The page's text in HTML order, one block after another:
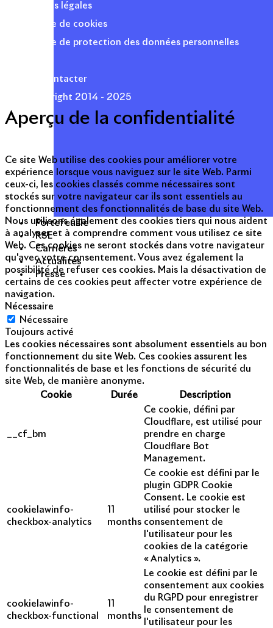
Portefeuille
RSE
Carrières
Actualités
Presse
Mentions légales
Politique de cookies
Politique de protection des données personnelles
Nous contacter
© Copyright 2014 - 2025
Aperçu de la confidentialité
Ce site Web utilise des cookies pour améliorer votre
expérience lorsque vous naviguez sur le site Web. Parmi
ceux-ci, les cookies classés comme nécessaires sont
stockés sur votre navigateur car ils sont essentiels au
fonctionnement des fonctionnalités de base du site Web.
Nous utilisons également des cookies tiers qui nous aident
à analyser et à comprendre comment vous utilisez ce site
Web. Ces cookies ne seront stockés dans votre navigateur
qu'avec votre consentement. Vous avez également la
possibilité de refuser ces cookies. Mais la désactivation de
certains de ces cookies peut affecter votre expérience de
navigation.
Nécessaire
Nécessaire
Toujours activé
Les cookies nécessaires sont absolument essentiels au bon
fonctionnement du site Web. Ces cookies assurent les
fonctionnalités de base et les fonctions de sécurité du
site Web, de manière anonyme.
Cookie
Durée Description
__cf_bm
Ce cookie, défini par
Cloudflare, est utilisé pour
prendre en charge
Cloudflare Bot
Management.
cookielawinfo-
checkbox-analytics
months
Ce cookie est défini par le
plugin GDPR Cookie
Consent. Le cookie est
utilisé pour stocker le
consentement de
l'utilisateur pour les
cookies de la catégorie
« Analytics ».
cookielawinfo-
checkbox-functional
months
Le cookie est défini par le
consentement aux cookies
du RGPD pour enregistrer
le consentement de
l'utilisateur pour les